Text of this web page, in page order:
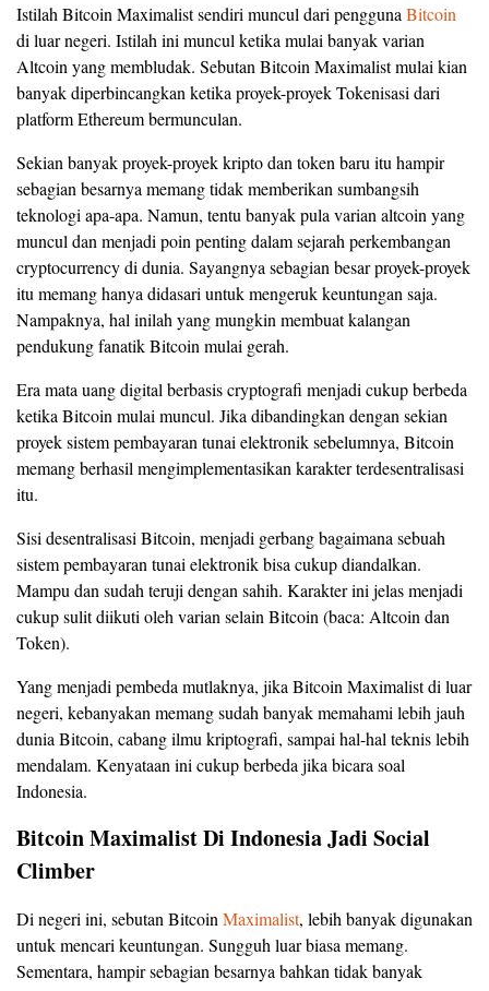
Istilah Bitcoin Maximalist sendiri muncul dari pengguna Bitcoin
di luar negeri. Istilah ini muncul ketika mulai banyak varian
Altcoin yang membludak. Sebutan Bitcoin Maximalist mulai kian
banyak diperbincangkan ketika proyek-proyek Tokenisasi dari
platform Ethereum bermunculan.
Sekian banyak proyek-proyek kripto dan token baru itu hampir
sebagian besarnya memang tidak memberikan sumbangsih
teknologi apa-apa. Namun, tentu banyak pula varian altcoin yang
muncul dan menjadi poin penting dalam sejarah perkembangan
cryptocurrency di dunia. Sayangnya sebagian besar proyek-proyek
itu memang hanya didasari untuk mengeruk keuntungan saja.
Nampaknya, hal inilah yang mungkin membuat kalangan
pendukung fanatik Bitcoin mulai gerah.
Era mata uang digital berbasis cryptografi menjadi cukup berbeda
ketika Bitcoin mulai muncul. Jika dibandingkan dengan sekian
proyek sistem pembayaran tunai elektronik sebelumnya, Bitcoin
memang berhasil mengimplementasikan karakter terdesentralisasi
itu.
Sisi desentralisasi Bitcoin, menjadi gerbang bagaimana sebuah
sistem pembayaran tunai elektronik bisa cukup diandalkan.
Mampu dan sudah teruji dengan sahih. Karakter ini jelas menjadi
cukup sulit diikuti oleh varian selain Bitcoin (baca: Altcoin dan
Token).
Yang menjadi pembeda mutlaknya, jika Bitcoin Maximalist di luar
negeri, kebanyakan memang sudah banyak memahami lebih jauh
dunia Bitcoin, cabang ilmu kriptografi, sampai hal-hal teknis lebih
mendalam. Kenyataan ini cukup berbeda jika bicara soal
Indonesia.
Bitcoin Maximalist Di Indonesia Jadi Social
Climber
Di negeri ini, sebutan Bitcoin Maximalist, lebih banyak digunakan
untuk mencari keuntungan. Sungguh luar biasa memang.
Sementara, hampir sebagian besarnya bahkan tidak banyak